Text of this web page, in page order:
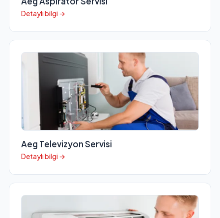
Detaylı bilgi →
Aeg Televizyon Servisi
Detaylı bilgi →